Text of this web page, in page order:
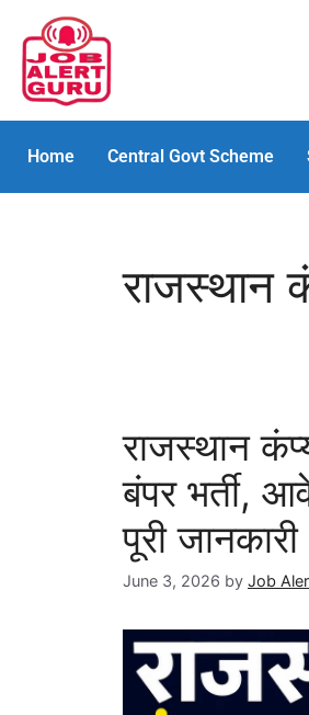
Home Central Govt Scheme
राजस्थान
राजस्थान
बंपर भर्ती,
पूरी जानकारी
June 3, 2026 by Job